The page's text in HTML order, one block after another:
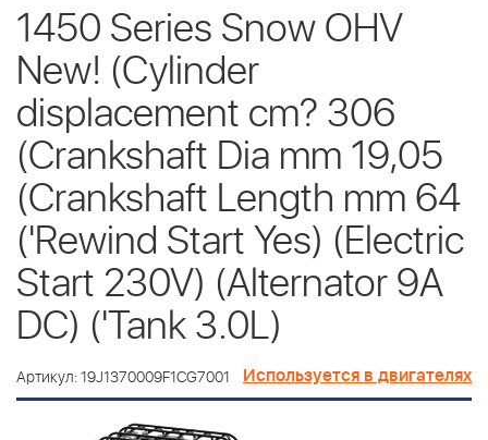
1450 Series Snow OHV
New! (Cylinder
displacement cm? 306
(Crankshaft Dia mm 19,05
(Crankshaft Length mm 64
('Rewind Start Yes) (Electric
Start 230V) (Alternator 9A
DC) ('Tank 3.0L)
Артикул: 19J1370009F1CG7001 Используется в двигателях